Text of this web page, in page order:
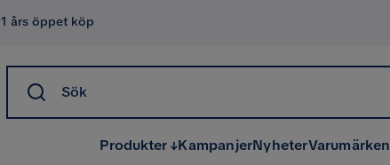
1 års öppet köp
Sök
Produkter KampanjerNyheterVarumärken